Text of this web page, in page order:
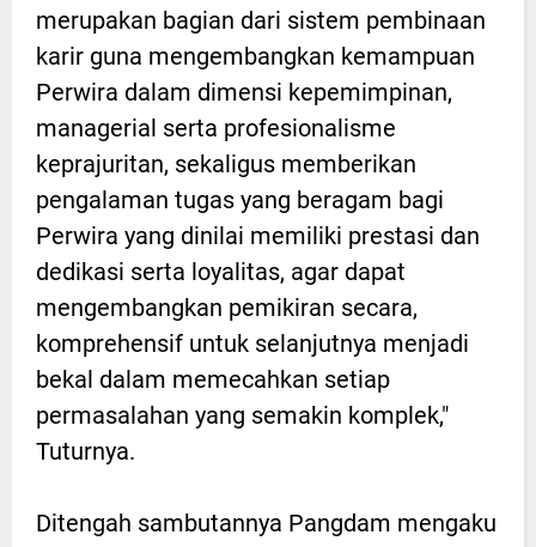
merupakan bagian dari sistem pembinaan
karir guna mengembangkan kemampuan
Perwira dalam dimensi kepemimpinan,
managerial serta profesionalisme
keprajuritan, sekaligus memberikan
pengalaman tugas yang beragam bagi
Perwira yang dinilai memiliki prestasi dan
dedikasi serta loyalitas, agar dapat
mengembangkan pemikiran secara,
komprehensif untuk selanjutnya menjadi
bekal dalam memecahkan setiap
permasalahan yang semakin komplek,"
Tuturnya.
Ditengah sambutannya Pangdam mengaku